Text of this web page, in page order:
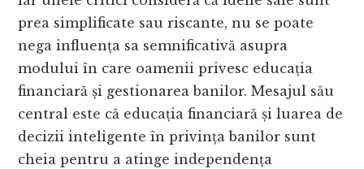
prea simplificate sau riscante, nu se poate
nega influența sa semnificativă asupra
modului în care oamenii privesc educația
financiară și gestionarea banilor. Mesajul său
central este că educația financiară și luarea de
decizii inteligente în privința banilor sunt
cheia pentru a atinge independența